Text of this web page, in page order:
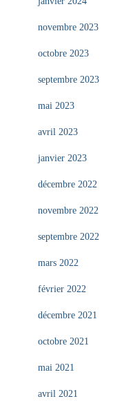
novembre 2023
octobre 2023
septembre 2023
mai 2023
avril 2023
janvier 2023
décembre 2022
novembre 2022
septembre 2022
mars 2022
février 2022
décembre 2021
octobre 2021
mai 2021
avril 2021